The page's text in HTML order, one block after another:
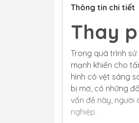
Thông tin chi tiết
Thay
Trong quá trình
mạnh khiến cho
hình có vệt sáng
bị mờ, có những
vấn đề này, người
nghiệp.